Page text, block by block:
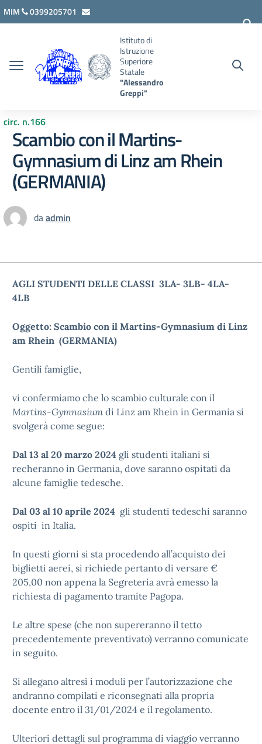
Vai ai contenuti
Vai al menu di navigazione
Vai al footer
MIM
0399205701
Istituto di
Istruzione
Superiore
Statale
"Alessandro
Greppi"
circ. n.166
Scambio con il Martins-
Gymnasium di Linz am Rhein
(GERMANIA)
daadmin
AGLI STUDENTI DELLE CLASSI 3LA- 3LB- 4LA-
4LB
Oggetto: Scambio con il Martins-Gymnasium di Linz
am Rhein (GERMANIA)
Gentili famiglie,
vi confermiamo che lo scambio culturale con il
Martins-Gymnasium di Linz am Rhein in Germania si
svolgerà come segue:
Dal 13 al 20 marzo 2024 gli studenti italiani si
recheranno in Germania, dove saranno ospitati da
alcune famiglie tedesche.
Dal 03 al 10 aprile 2024 gli studenti tedeschi saranno
ospiti in Italia.
In questi giorni si sta procedendo all’acquisto dei
biglietti aerei, si richiede pertanto di versare €
205,00 non appena la Segreteria avrà emesso la
richiesta di pagamento tramite Pagopa.
Le altre spese (che non supereranno il tetto
precedentemente preventivato) verranno comunicate
in seguito.
Si allegano altresì i moduli per l’autorizzazione che
andranno compilati e riconsegnati alla propria
docente entro il 31/01/2024 e il regolamento.
Ulteriori dettagli sul programma di viaggio verranno